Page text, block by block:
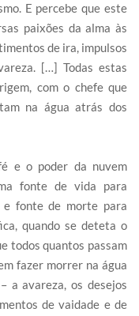
E percebe que este
paixões da alma às
de ira, impulsos
[…] Todas estas
com o chefe que
na água atrás dos
e o poder da nuvem
fonte de vida para
e fonte de morte para
quando se deteta o
todos quantos passam
fazer morrer na água
a avareza, os desejos
de vaidade e de